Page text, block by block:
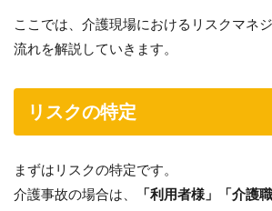
ここでは、介護現場におけるリスクマネ
流れを解説していきます。
リスクの特定
まずはリスクの特定です。
介護事故の場合は、
「利用者様」「介護